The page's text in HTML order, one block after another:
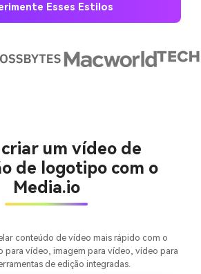
Esses Estilos
criar um vídeo de
de logotipo com o
Media.io
conteúdo de vídeo mais rápido com o
para vídeo, imagem para vídeo, vídeo para
de edição integradas.
sem limites.